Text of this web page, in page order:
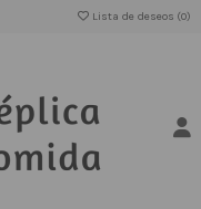
Lista de deseos (0)